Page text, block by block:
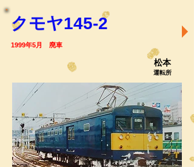
クモヤ145-2
1999年5月 廃車
松本
運転所